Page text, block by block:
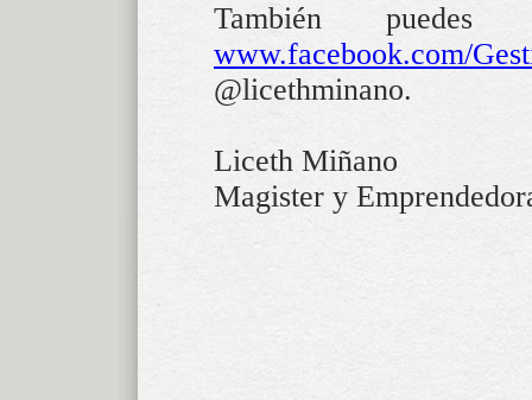
También puedes
www.facebook.com/
@licethminano.
Liceth Miñano
Magister y